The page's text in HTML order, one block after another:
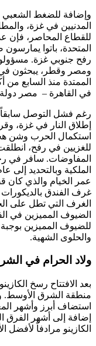
وإضافة للضغط الشعبي
المدنيين في غزة،
للقطاع المحاصر، فإن
المتحدة، باتوا
رفح جنوبي غزة.
ومصر وقطر، يبحثون في
الممتدة منذ السابع من
في القاهرة – مصر
رغم فشل التوصل
إطلاق النار في غزة،
استكمال الحرب وشن
للغزيين في رفح،
المفاوضات. سافر في
عمر الخيام والذي كان
غرف الفندق
الغرف التي تطل على
الضيوف المميزين في
للضيوف المميزين بوجبة
والحلوى الشهية.
ولاد الحرام في
بعد الافتتاح رسخ
منطقة الشرق الأوسط.
استضاف أبرز وأشهر
إضافة إلى أشهر الفرق
الكازينو مرادفاً لأفضل